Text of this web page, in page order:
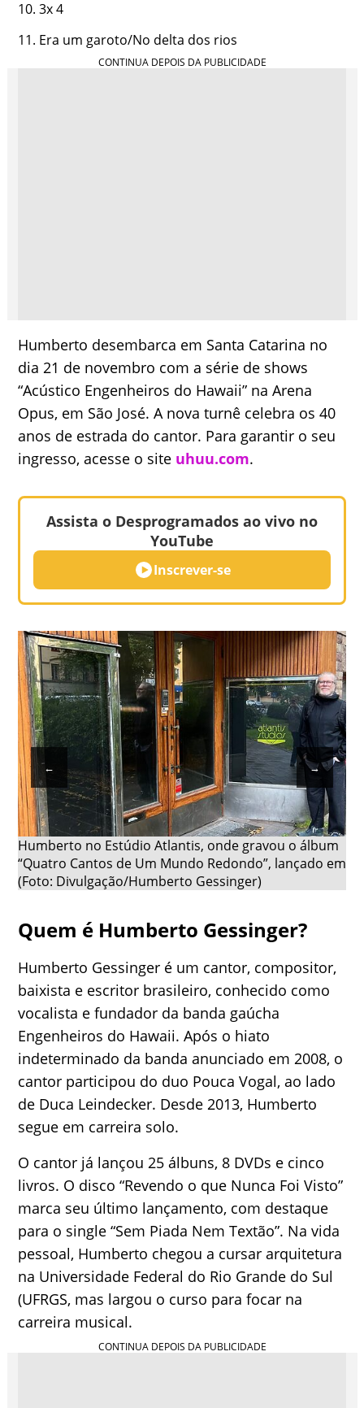
3x 4
Era um garoto/No delta dos rios
Humberto desembarca em Santa Catarina no
dia 21 de novembro com a série de shows
“Acústico Engenheiros do Hawaii” na Arena
Opus, em São José. A nova turnê celebra os 40
anos de estrada do cantor. Para garantir o seu
ingresso, acesse o site uhuu.com.
Assista o Desprogramados ao vivo no
YouTube
Inscrever-se
Humberto no Estúdio Atlantis, onde gravou o álbum
“Quatro Cantos de Um Mundo Redondo”, lançado em
(Foto: Divulgação/Humberto Gessinger)
← →
Quem é Humberto Gessinger?
Humberto Gessinger é um cantor, compositor,
baixista e escritor brasileiro, conhecido como
vocalista e fundador da banda gaúcha
Engenheiros do Hawaii. Após o hiato
indeterminado da banda anunciado em 2008, o
cantor participou do duo Pouca Vogal, ao lado
de Duca Leindecker. Desde 2013, Humberto
segue em carreira solo.
O cantor já lançou 25 álbuns, 8 DVDs e cinco
livros. O disco “Revendo o que Nunca Foi Visto”
marca seu último lançamento, com destaque
para o single “Sem Piada Nem Textão”. Na vida
pessoal, Humberto chegou a cursar arquitetura
na Universidade Federal do Rio Grande do Sul
(UFRGS, mas largou o curso para focar na
carreira musical.